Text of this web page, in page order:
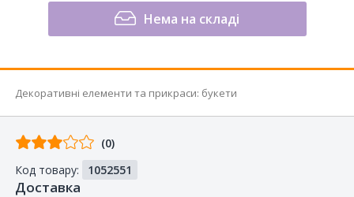
Нема на складі
Декоративні елементи та прикраси: букети
Відгуків
покупців
(0)
Код товару:
1052551
Доставка